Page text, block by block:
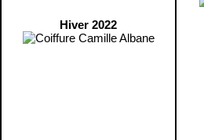
Hiver 2022